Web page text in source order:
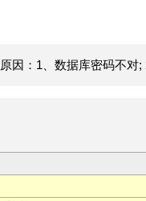
因：1、数据库密码不对;